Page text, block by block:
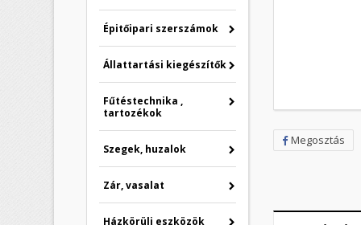
Épitőipari szerszámok
Állattartási kiegészítők
Fűtéstechnika ,
tartozékok
Szegek, huzalok
Zár, vasalat
Házkörüli eszközök
Megosztás